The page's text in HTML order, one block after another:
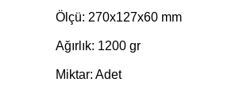
Ölçü: 270x127x60 mm
Ağırlık: 1200 gr
Miktar: Adet